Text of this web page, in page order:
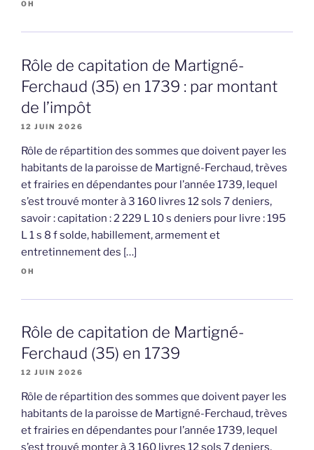
OH
Rôle de capitation de Martigné-
Ferchaud (35) en 1739 : par montant
de l’impôt
12 JUIN 2026
Rôle de répartition des sommes que doivent payer les
habitants de la paroisse de Martigné-Ferchaud, trèves
et frairies en dépendantes pour l’année 1739, lequel
s’est trouvé monter à 3 160 livres 12 sols 7 deniers,
savoir : capitation : 2 229 L 10 s deniers pour livre : 195
L 1 s 8 f solde, habillement, armement et
entretinnement des […]
OH
Rôle de capitation de Martigné-
Ferchaud (35) en 1739
12 JUIN 2026
Rôle de répartition des sommes que doivent payer les
habitants de la paroisse de Martigné-Ferchaud, trèves
et frairies en dépendantes pour l’année 1739, lequel
s’est trouvé monter à 3 160 livres 12 sols 7 deniers,